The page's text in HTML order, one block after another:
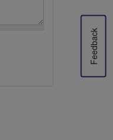
Feedback